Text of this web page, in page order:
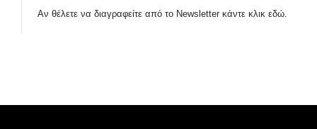
Αν θέλετε να διαγραφείτε από το Newsletter κάντε κλικ εδώ.